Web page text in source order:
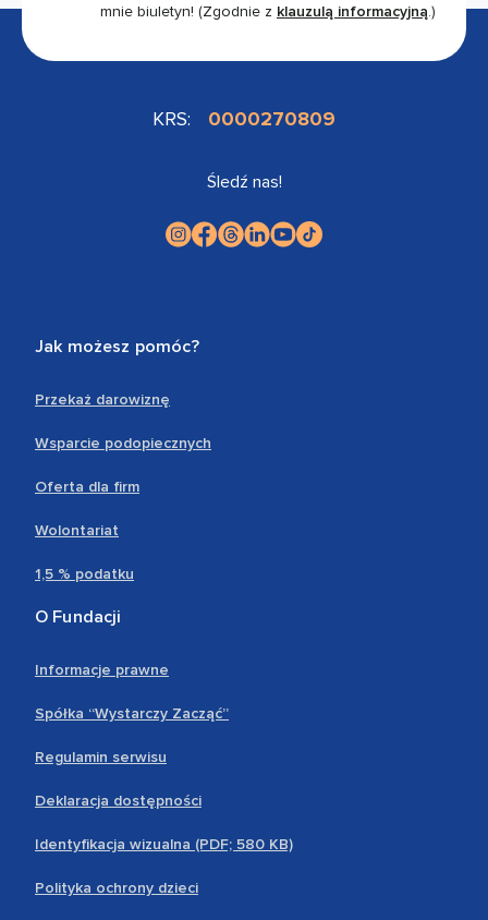
mnie biuletyn! (Zgodnie z klauzulą informacyjną.)
KRS: 0000270809
Śledź nas!
Jak możesz pomóc?
Przekaż darowiznę
Wsparcie podopiecznych
Oferta dla firm
Wolontariat
1,5 % podatku
O Fundacji
Informacje prawne
Spółka “Wystarczy Zacząć”
Regulamin serwisu
Deklaracja dostępności
Identyfikacja wizualna (PDF; 580 KB)
Polityka ochrony dzieci